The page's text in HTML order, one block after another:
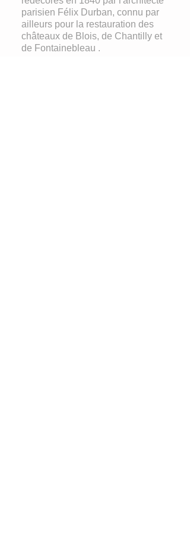
parisien Félix Durban, connu par
ailleurs pour la restauration des
châteaux de Blois, de Chantilly et
de Fontainebleau .